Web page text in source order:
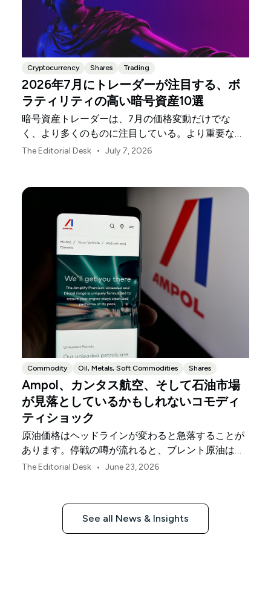
Cryptocurrency Shares Trading
2026年7月にトレーダーが注目する、ボ
ラティリティの高い暗号資産10選
暗号資産トレーダーは、7月の価格変動だけでな
く、より多くのものに注目している。より重要なの
は、どこでボラティリティが高まっており、どの銘
The Editorial Desk • July 7, 2026
Commodity Oil, Metals, Soft Commodities Shares
Ampol、カンタス航空、そして石油市場
が見落としているかもしれないコモディ
ティショック
原油価格はヘッドラインが変わると急落することが
あります。停戦の噂が流れると、ブレント原油は地
政学的リスクプレミアムを吐き出します。トレーダ
うことです。しかし、そう簡単にはいきません。
The Editorial Desk • June 23, 2026
See all News & Insights